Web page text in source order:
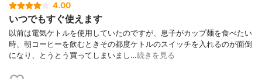
4.00
いつでもすぐ使えます
以前は電気ケトルを使用していたのですが、息子がカップ麺を食べたい
時、朝コーヒーを飲むときその都度ケトルのスイッチを入れるのが面倒
になり、とうとう買ってしまいまし…続きを見る